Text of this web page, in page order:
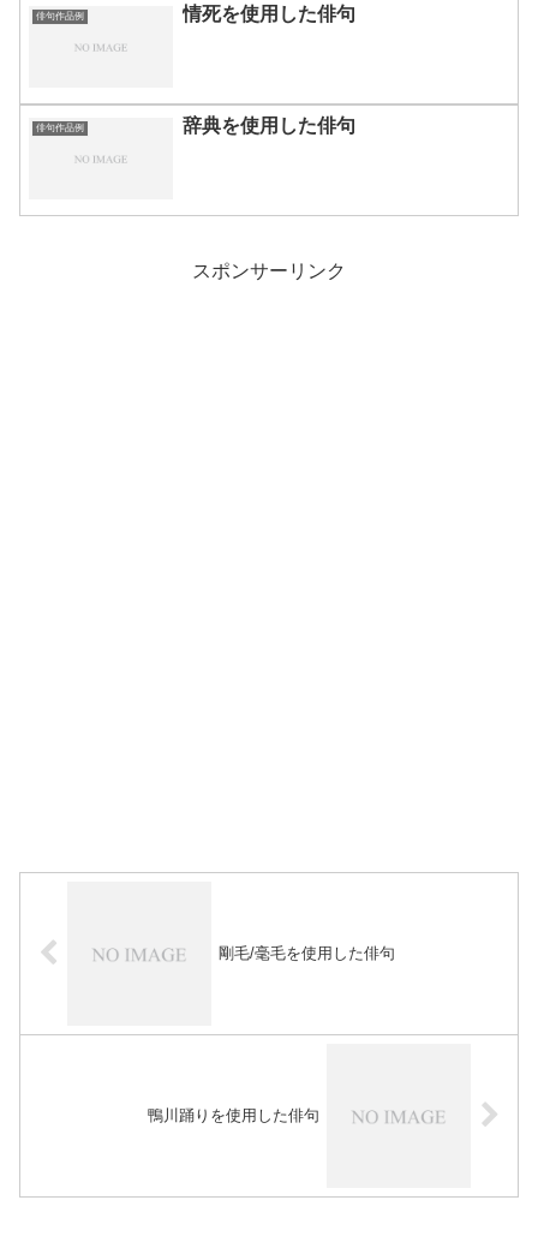
俳句作品例 情死を使用した俳句
俳句作品例 辞典を使用した俳句
スポンサーリンク
剛毛/毫毛を使用した俳句
鴨川踊りを使用した俳句